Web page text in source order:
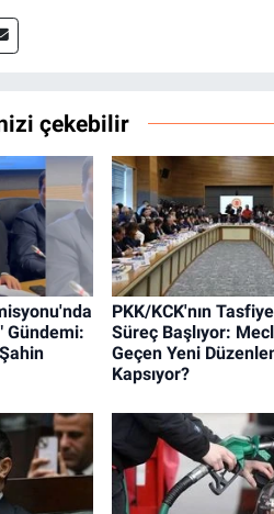
çekebilir
Gündemi:
PKK/KCK'nın
Süreç Başlıyor:
Geçen Yeni
Kapsıyor?